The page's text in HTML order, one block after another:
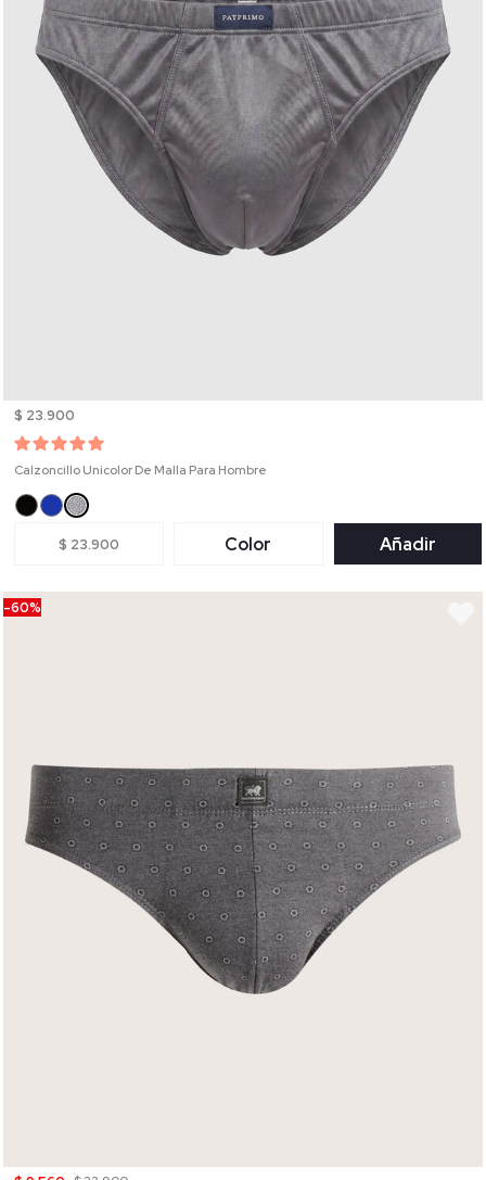
$ 23.900
Calzoncillo Unicolor De Malla Para Hombre
$ 23.900 Color Añadir
-60%